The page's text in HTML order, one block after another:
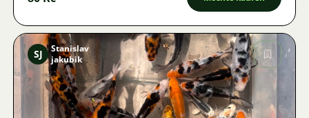
Bild
SJ
Stanislav
jakubik